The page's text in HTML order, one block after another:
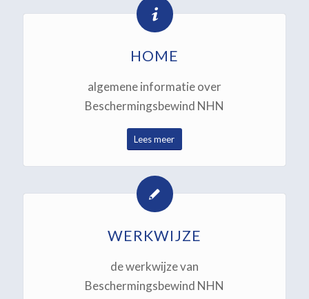
HOME
algemene informatie over
Beschermingsbewind NHN
Lees meer
WERKWIJZE
de werkwijze van
Beschermingsbewind NHN